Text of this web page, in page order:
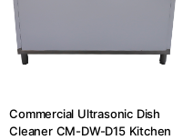
Commercial Ultrasonic Dish
Cleaner CM-DW-D15 Kitchen